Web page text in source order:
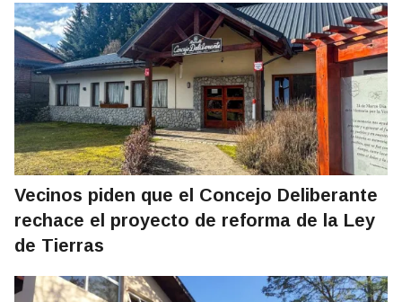
Vecinos piden que el Concejo Deliberante
rechace el proyecto de reforma de la Ley
de Tierras